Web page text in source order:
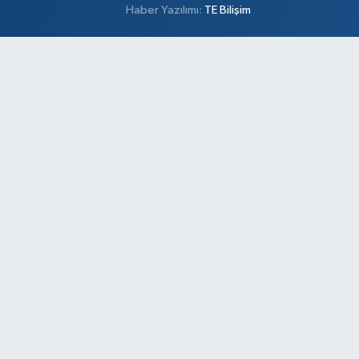
Haber Yazılımı: TE Bilişim